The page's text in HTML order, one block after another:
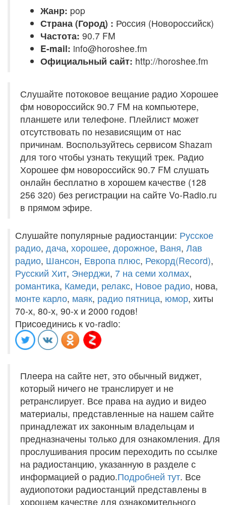
Жанр: pop
Страна (Город) : Россия (Новороссийск)
Частота: 90.7 FM
E-mail: info@horoshee.fm
Официальный сайт: http://horoshee.fm
Слушайте потоковое вещание радио Хорошее
фм новороссийск 90.7 FM на компьютере,
планшете или телефоне. Плейлист может
отсутствовать по независящим от нас
причинам. Воспользуйтесь сервисом Shazam
для того чтобы узнать текущий трек. Радио
Хорошее фм новороссийск 90.7 FM слушать
онлайн бесплатно в хорошем качестве (128
256 320) без регистрации на сайте Vo-Radio.ru
в прямом эфире.
Слушайте популярные радиостанции: Русское
радио, дача, хорошее, дорожное, Ваня, Лав
радио, Шансон, Европа плюс, Рекорд(Record),
Русский Хит, Энерджи, 7 на семи холмах,
романтика, Камеди, релакс, Новое радио, нова,
монте карло, маяк, радио пятница, юмор, хиты
70-х, 80-х, 90-х и 2000 годов!
Присоединись к vo-radio:
Плеера на сайте нет, это обычный виджет,
который ничего не транслирует и не
ретранслирует. Все права на аудио и видео
материалы, представленные на нашем сайте
принадлежат их законным владельцам и
предназначены только для ознакомления. Для
прослушивания просим переходить по ссылке
на радиостанцию, указанную в разделе с
информацией о радио.Подробней тут. Все
аудиопотоки радиостанций представлены в
хорошем качестве для ознакомительного